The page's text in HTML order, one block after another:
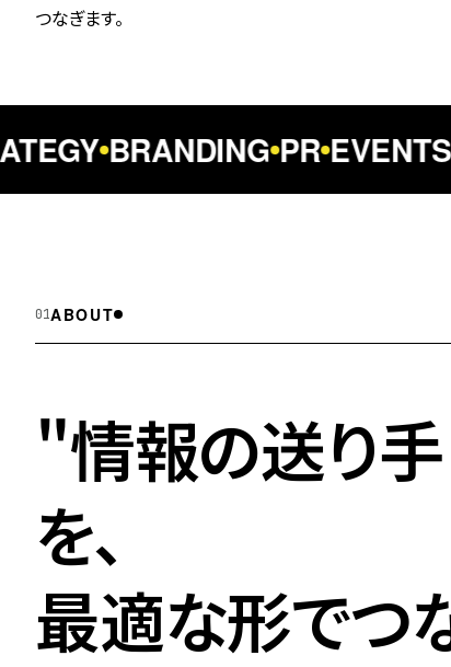
つなぎます。
BRANDINGPREVENTS
01ABOUT
"情報の送り
を、
最適な形でつ